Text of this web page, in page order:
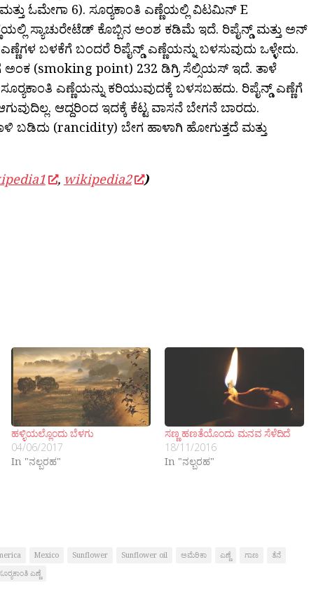
ಓಮೇಗಾ 6). ಸೂರ‍್ಯಕಾಂತಿ ಎಣ್ಣೆಯಲ್ಲಿ ವಿಟಮಿನ್ E
ಸ್ಯಾಚುರೇಟೆಡ್ ಕೊಬ್ಬಿನ ಅಂಶ ಕಡಿಮೆ ಇದೆ. ರಿಪೈನ್ಡ್ ಮತ್ತು ಅನ್
ಎಣ್ಣೆಗಳ ಬಳಕೆಗೆ ಬಂದರೆ ರಿಪೈನ್ಡ್ ಎಣ್ಣೆಯನ್ನು ಬಳಸುವುದು ಒಳ್ಳೇದು.
(smoking point) 232 ಡಿಗ್ರಿ ಸೆಲ್ಸಿಯಸ್ ಇದೆ. ತಾಳೆ
ಎಣ್ಣೆಯನ್ನು ಕರಿಯುವುದಕ್ಕೆ ಬಳಸಬಹದು. ರಿಪೈನ್ಡ್ ಎಣ್ಣೆಗೆ
ಆದ್ದರಿಂದ ಇದಕ್ಕೆ ಕೆಟ್ಟ ವಾಸನೆ ಬೇಗನೆ ಬಾರದು.
ಬಡಿದು (rancidity) ಬೇಗ ಹಾಳಾಗಿ ಹೋಗುತ್ತದೆ ಮತ್ತು
, wikipedia2 )
ಹಳ್ಳಿಯಲ್ಲೊಂದು ಬೆಳಗು
04/06/2017
In "ನಲ್ಬರಹ"
ಸಣ್ಣ ಹಣತೆಯೊಂದು ಮನವ ಸೆಳೆದಿದೆ
18/11/2016
In "ನಲ್ಬರಹ"
Mexico Sunflower Sunflower oil ಅಮೆರಿಕಾ ಎಣ್ಣೆ ಗಾಣ
ತೆನೆ
ಎಣ್ಣೆ